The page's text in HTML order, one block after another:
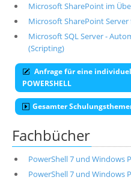
Microsoft SharePoint im
Microsoft SharePoint
Microsoft SQL Server -
(Scripting)
Anfrage für eine
POWERSHELL
Gesamter
Fachbücher
PowerShell 7 und Windows
PowerShell 7 und Windows